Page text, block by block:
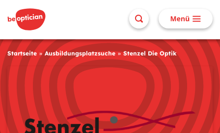
Startseite Ausbildungsplatzsuche Stenzel Die Optik